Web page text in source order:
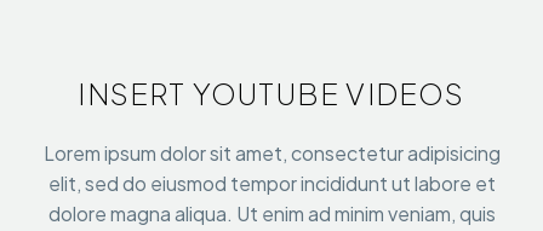
INSERT YOUTUBE VIDEOS
Lorem ipsum dolor sit amet, consectetur adipisicing
elit, sed do eiusmod tempor incididunt ut labore et
dolore magna aliqua. Ut enim ad minim veniam, quis